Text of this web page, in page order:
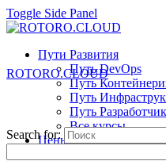
Toggle Side Panel
Пути Развития
Путь DevOps
Путь
Путь
Путь
Все курсы
Цены
ROTORO.CLOUD
Search for: